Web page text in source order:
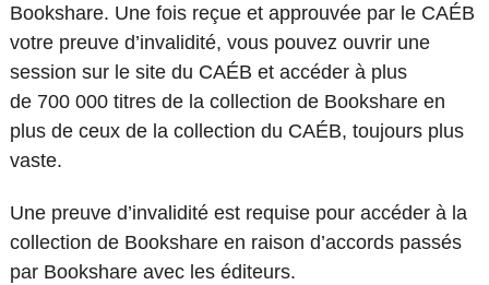
Bookshare. Une fois reçue et approuvée par le CAÉB
votre preuve d’invalidité, vous pouvez ouvrir une
session sur le site du CAÉB et accéder à plus
de 700 000 titres de la collection de Bookshare en
plus de ceux de la collection du CAÉB, toujours plus
vaste.
Une preuve d’invalidité est requise pour accéder à la
collection de Bookshare en raison d’accords passés
par Bookshare avec les éditeurs.